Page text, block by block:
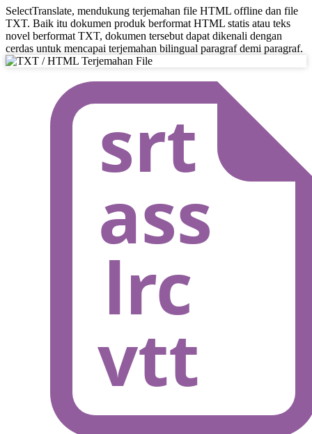
SelectTranslate, mendukung terjemahan file HTML offline dan file
TXT. Baik itu dokumen produk berformat HTML statis atau teks
novel berformat TXT, dokumen tersebut dapat dikenali dengan
cerdas untuk mencapai terjemahan bilingual paragraf demi paragraf.